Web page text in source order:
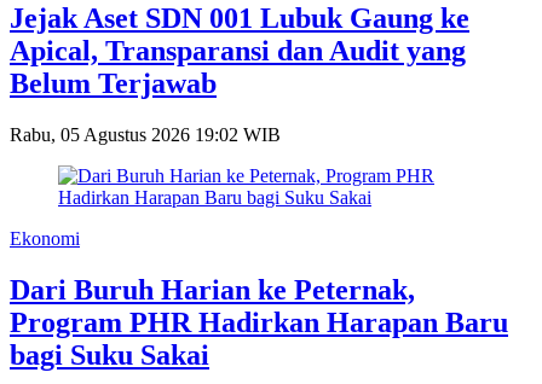
Jejak Aset SDN 001 Lubuk Gaung ke
Apical, Transparansi dan Audit yang
Belum Terjawab
Rabu, 05 Agustus 2026 19:02 WIB
Ekonomi
Dari Buruh Harian ke Peternak,
Program PHR Hadirkan Harapan Baru
bagi Suku Sakai